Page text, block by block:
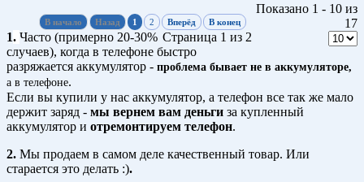
Показано 1 - 10 из
17
В начало Назад 1 2 Вперёд В конец
Страница 1 из 2
1. Часто (примерно 20-30%
случаев), когда в телефоне быстро
разряжается аккумулятор - проблема бывает не в аккумуляторе,
а в телефоне.
Если вы купили у нас аккумулятор, а телефон все так же мало
держит заряд - мы вернем вам деньги за купленный
аккумулятор и отремонтируем телефон.
2. Мы продаем в самом деле качественный товар. Или
старается это делать :).